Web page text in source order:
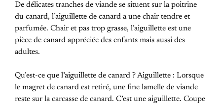
De délicates tranches de viande se situent sur la poitrine
du canard, l’aiguillette de canard a une chair tendre et
parfumée. Chair et pas trop grasse, l’aiguillette est une
pièce de canard appréciée des enfants mais aussi des
adultes.
Qu’est-ce que l’aiguillette de canard ? Aiguillette : Lorsque
le magret de canard est retiré, une fine lamelle de viande
reste sur la carcasse de canard. C’est une aiguillette. Coupe